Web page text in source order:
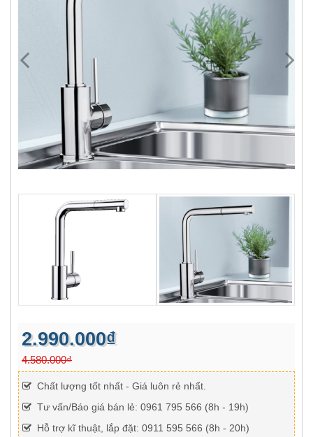
2.990.000₫
4.580.000₫
Chất lượng tốt nhất - Giá luôn rẻ nhất.
Tư vấn/Báo giá bán lẻ: 0961 795 566 (8h - 19h)
Hỗ trợ kĩ thuật, lắp đặt: 0911 595 566 (8h - 20h)